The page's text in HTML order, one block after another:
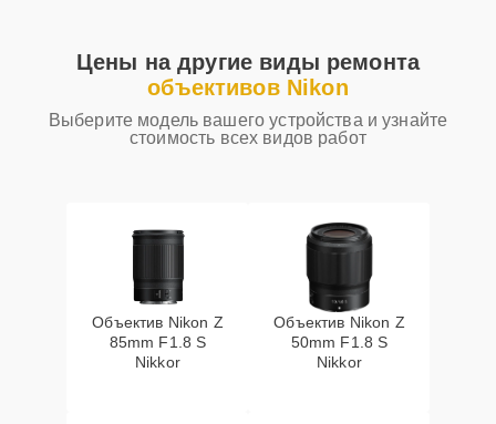
Цены на другие виды ремонта
объективов Nikon
Выберите модель вашего устройства и узнайте
стоимость всех видов работ
Объектив Nikon Z
85mm F1.8 S
Nikkor
Объектив Nikon Z
50mm F1.8 S
Nikkor